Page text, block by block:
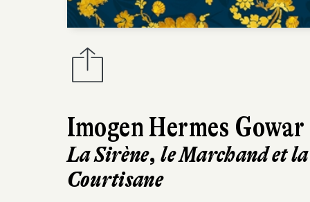
Imogen Hermes Gowar
La Sirène, le Marchand et la
Courtisane